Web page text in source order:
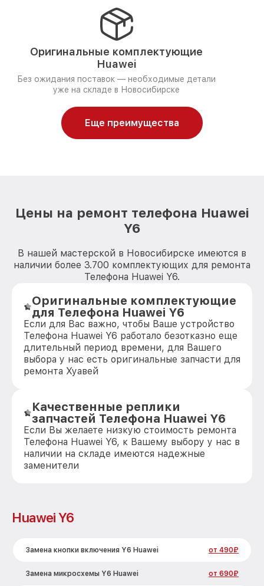
Оригинальные комплектующие
Huawei
Без ожидания поставок — необходимые детали
уже на складе в Новосибирске
Еще преимущества
Цены на ремонт телефона Huawei
Y6
В нашей мастерской в Новосибирске имеются в
наличии более 3.700 комплектующих для ремонта
Телефона Huawei Y6.
Оригинальные комплектующие
для Телефона Huawei Y6
Если для Вас важно, чтобы Ваше устройство
Телефона Huawei Y6 работало безотказно еще
длительный период времени, для Вашего
выбора у нас есть оригинальные запчасти для
ремонта Хуавей
Качественные реплики
запчастей Телефона Huawei Y6
Если Вы желаете низкую стоимость ремонта
Телефона Huawei Y6, к Вашему выбору у нас в
наличии на складе имеются надежные
заменители
Huawei Y6
Замена кнопки включения Y6 Huawei от 490₽
Замена микросхемы Y6 Huawei от 690₽